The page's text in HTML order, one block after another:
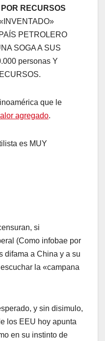
RECURSOS
PETROLERO
SOGA A SUS
personas Y
que le
agregado.
es MUY
si
(Como infobae por
difama a China y a su
la «campana
y sin disimulo,
los EEU hoy apunta
en su instinto de